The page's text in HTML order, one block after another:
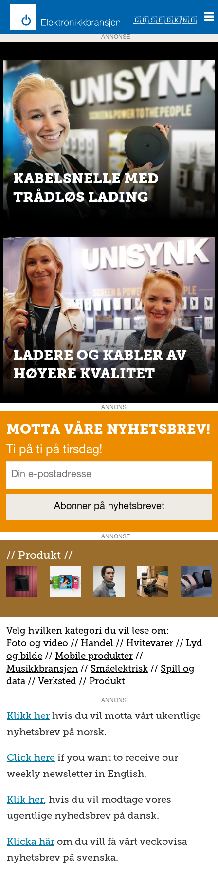
🇬🇧🇸🇪🇩🇰🇳🇴
Emne:
unisynk
ANNONSE
KABELSNELLE MED
TRÅDLØS LADING
LADERE OG KABLER AV
HØYERE KVALITET
ANNONSE
MOTTA VÅRE NYHETSBREV!
Ti på ti på tirsdag!
ANNONSE
// Produkt //
Velg hvilken kategori du vil lese om:
Foto og video // Handel // Hvitevarer // Lyd
og bilde //Mobile produkter //
Musikkbransjen // Småelektrisk // Spill og
data //Verksted // Produkt
ANNONSE
Klikk herhvis du vil motta vårt ukentlige
nyhetsbrev på norsk.
Click hereif you want to receive our
weekly newsletter in English.
Klik her, hvis du vil modtage vores
ugentlige nyhedsbrev på dansk.
Klicka härom du vill få vårt veckovisa
nyhetsbrev på svenska.